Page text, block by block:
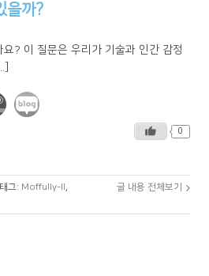
을까?
? 이 질문은 우리가 기술과 인간 감정
0
태그: Moffully-II,
글 내용 전체보기